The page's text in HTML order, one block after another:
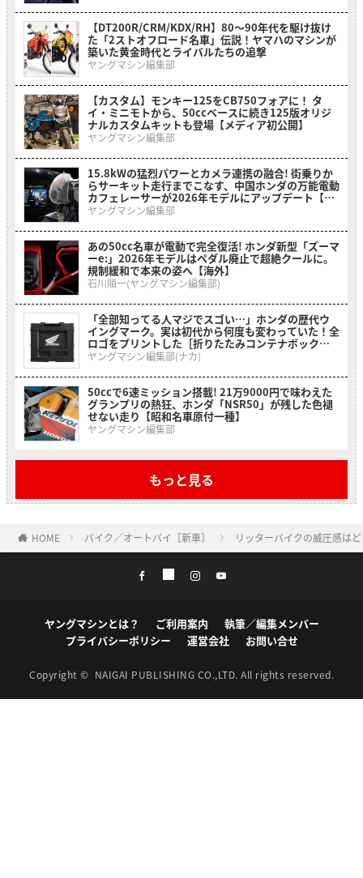
【DT200R/CRM/KDX/RH】80〜90年代を駆け抜け
た「2ストオフロード名車」伝説！ヤマハのマシンが
築いた黄金時代とライバルたちの追撃
ヤングマシン編集部
【カスタム】モンキー125をCB750フォアに！ タ
イ・ミニモトから、50ccベースに続き125版オリジ
ナルカスタムキットも登場【メディア初公開】
ヤングマシン編集部
15.8kWの猛烈パワーとカメラ連携の融合! 街乗りか
らサーキット走行までこなす、中国ホンダの万能電動
カフェレーサーが2026年モデルにアップデート【海
外】
ヤングマシン編集部
あの50cc名車が電動で完全復活! ホンダ新型「ズーマ
ーe:」2026年モデルはペダル廃止で超絶クールに。
規制緩和で本来の姿へ【海外】
石川順一(ヤングマシン編集部)
「全部知ってる人マジでスゴい…」ホンダの歴代ウ
イングマーク。実は初代から何度も変わっていた！全
ロゴをプリントした［折りたたみコンテナボックス
ホンダウィングヒストリー］
ヤングマシン編集部(ナカ)
50ccで6速ミッション搭載! 21万9000円で味わえた
グランプリの熱狂、ホンダ「NSR50」が残した色褪
せない走り【昭和名車原付一種】
ヤングマシン編集部
もっと見る
HOME バイク／オートバイ［新車］ リッターバイクの威圧感は
ヤングマシンとは？ ご利用案内
執筆／編集メンバー
プライバシーポリシー
運営会社 お問い合せ
Copyright © NAIGAI PUBLISHING CO.,LTD. All rights reserved.